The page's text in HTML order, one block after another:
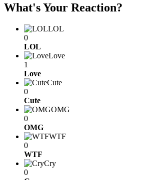
What's Your Reaction?
LOL
0
LOL
Love
1
Love
Cute
0
Cute
OMG
0
OMG
WTF
0
WTF
Cry
0